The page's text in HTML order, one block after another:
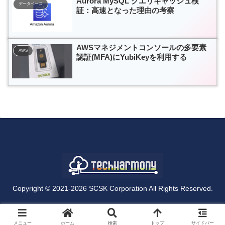
データベース
証：高速となった理由の考察
AWS
AWSマネジメントコンソールの多要素
認証(MFA)にYubiKeyを利用する
Copyright © 2021-2026 SCSK Corporation All Rights Reserved.
メニュー ホーム 検索 トップ サイドバー